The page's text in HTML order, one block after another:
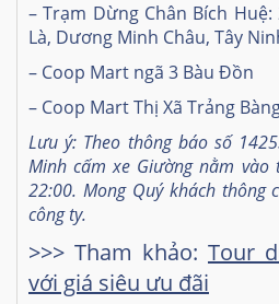
– Trạm Dừng Chân Bích
Là, Dương Minh Châu, Tây
– Coop Mart ngã 3 Bàu Đồn
– Coop Mart Thị Xã Trảng
Lưu ý: Theo thông báo số
Minh cấm xe Giường nằm
22:00. Mong Quý khách thông
công ty.
>>> Tham khảo: Tour
với giá siêu ưu đãi